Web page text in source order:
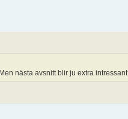
nästa avsnitt blir ju extra